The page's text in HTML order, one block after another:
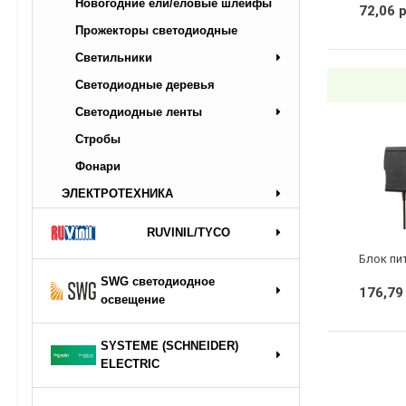
Новогодние ели/еловые шлейфы
Прожекторы светодиодные
Светильники
Светодиодные деревья
Светодиодные ленты
Стробы
Фонари
ЭЛЕКТРОТЕХНИКА
RUVINIL/TYCO
SWG светодиодное
освещение
SYSTEME (SCHNEIDER)
ELECTRIC
72,06
176,79